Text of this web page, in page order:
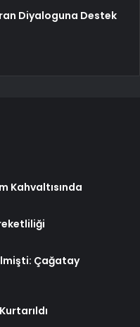
Diyaloguna Destek
Kahvaltısında
Çağatay